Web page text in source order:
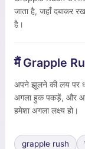
जाता है, जहाँ दबाकर
है।
मैं Grapple
अपने झूलने की लय पर
अगला हुक पकड़ें, और आगे
हमेशा अगला लक्ष्य हो।
grapple rush